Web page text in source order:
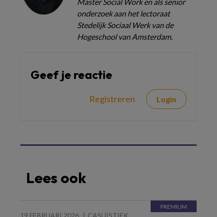
onderzoek aan het lectoraat
Stedelijk Sociaal Werk van de
Hogeschool van Amsterdam.
Geef je reactie
Registreren Login
Lees ook
19 FEBRUARI 2026 CASUÏSTIEK